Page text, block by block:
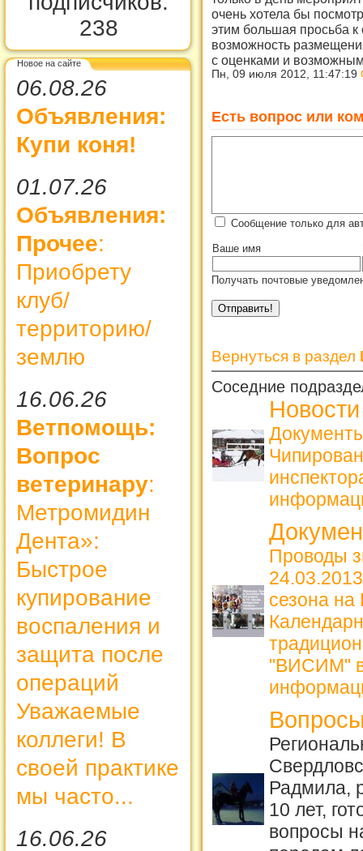
238
Новое на сайте
06.08.26
Объявления:
Купи коня!
01.07.26
Объявления:
Прочее:
Приобрету
клуб/
территорию/
землю
16.06.26
Ветпомощь:
Вопрос
ветеринару:
Метромидин
Дента»:
Быстрое
купирование
воспаления и
защита после
операций
Уважаемые
коллеги! В
своей практике
мы часто...
16.06.26
очень хотела бы
этим большая просьба к
возможность
с оценками и
Пн, 09 июля 2012, 11:47:19
Есть вопрос или
Сообщение только для
Ваше имя
Получать почтовые
Вернуться в раздел
Соседние
Новости
Проводы
24.03.2013
сезона
"ВИСИМ" в
Радмила,
10 лет,
вопросы